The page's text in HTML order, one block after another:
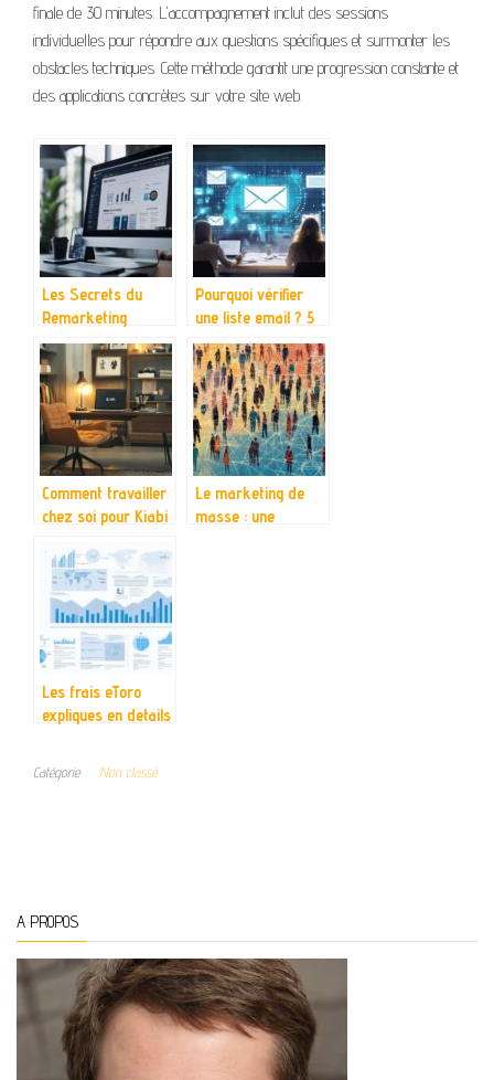
finale de 30 minutes. L'accompagnement inclut des sessions
individuelles pour répondre aux questions spécifiques et surmonter les
obstacles techniques. Cette méthode garantit une progression constante et
des applications concrètes sur votre site web.
Les Secrets du
Remarketing
WooCommerce :
Comment Ramener
les Clients au
Checkout
Pourquoi vérifier
une liste email ? 5
astuces pour
réduire votre taux
de rebond
Comment travailler
chez soi pour Kiabi
pratiques pour un
équilibre vie pro-
perso réussi
Le marketing de
masse : une
Les frais eToro
expliques en details
trading
Catégorie Non classé
A PROPOS